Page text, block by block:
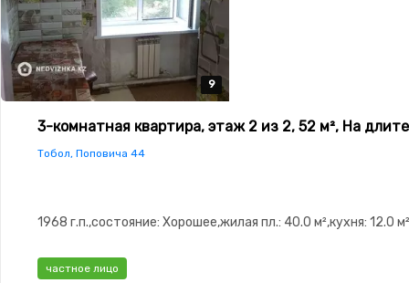
9
9
9
9
9
3-комнатная квартира, этаж 2 из 2, 52 м², На
Тобол, Поповича 44
1968 г.п.,состояние: Хорошее,жилая пл.: 40.0 м²,кухня: 12.0 м²
частное лицо